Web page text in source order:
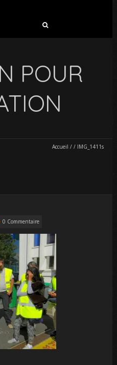
POUR
Accueil / / IMG_1411s
0 Commentaire